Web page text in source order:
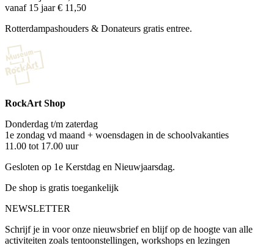
vanaf 15 jaar € 11,50
Rotterdampashouders & Donateurs gratis entree.
RockArt Shop
Donderdag t/m zaterdag
1e zondag vd maand + woensdagen in de schoolvakanties
11.00 tot 17.00 uur
Gesloten op 1e Kerstdag en Nieuwjaarsdag.
De shop is gratis toegankelijk
NEWSLETTER
Schrijf je in voor onze nieuwsbrief en blijf op de hoogte van alle
activiteiten zoals tentoonstellingen, workshops en lezingen